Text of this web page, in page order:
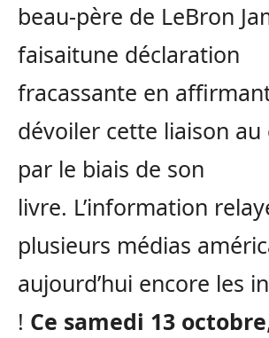
beau-père de LeBron
faisaitune déclaration
fracassante en
dévoiler cette liaison au
par le biais de son
livre. L’information
plusieurs médias
aujourd’hui encore les
! Ce samedi 13 octobre